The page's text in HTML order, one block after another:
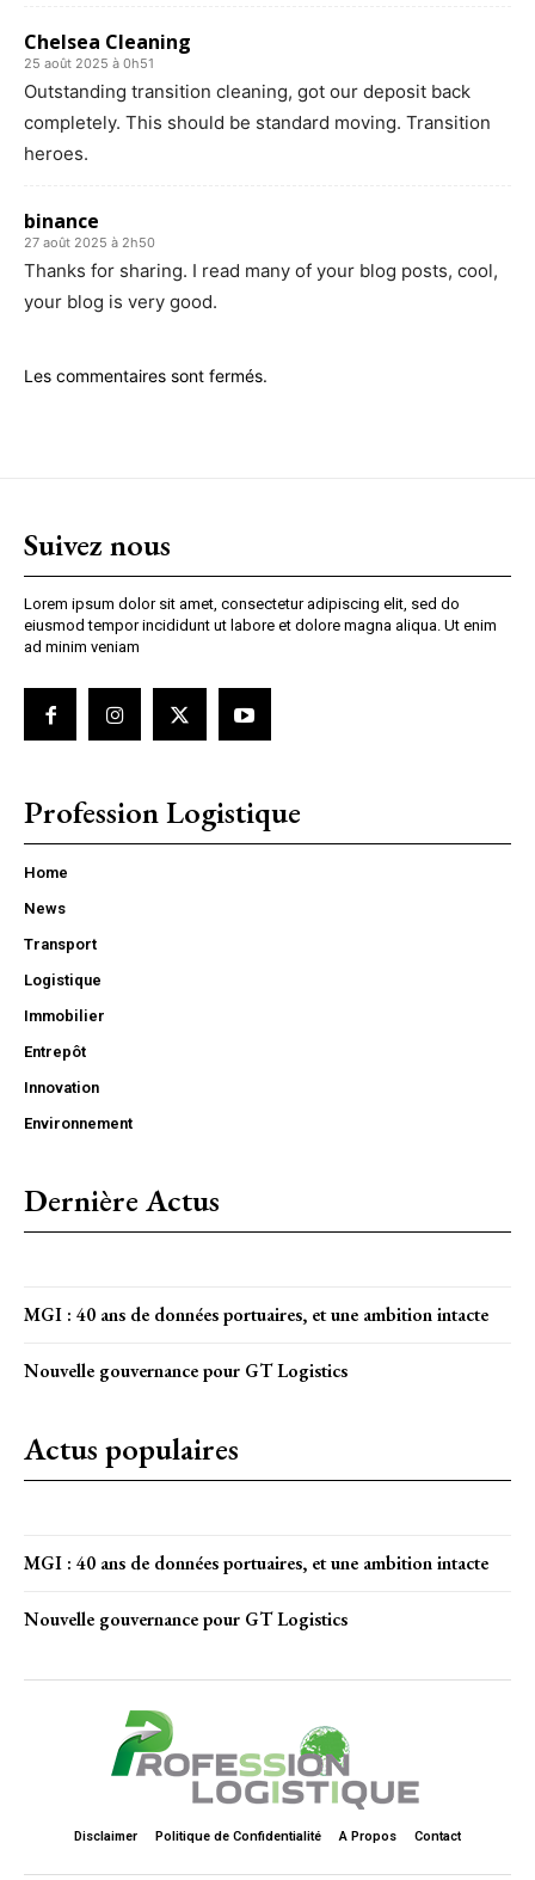
Chelsea Cleaning
25 août 2025 à 0h51
Outstanding transition cleaning, got our deposit back
completely. This should be standard moving. Transition
heroes.
binance
27 août 2025 à 2h50
Thanks for sharing. I read many of your blog posts, cool,
your blog is very good.
Les commentaires sont fermés.
Suivez nous
Lorem ipsum dolor sit amet, consectetur adipiscing elit, sed do
eiusmod tempor incididunt ut labore et dolore magna aliqua. Ut enim
ad minim veniam
Profession Logistique
Home
News
Transport
Logistique
Immobilier
Entrepôt
Innovation
Environnement
Dernière Actus
MGI : 40 ans de données portuaires, et une ambition intacte
Nouvelle gouvernance pour GT Logistics
Actus populaires
MGI : 40 ans de données portuaires, et une ambition intacte
Nouvelle gouvernance pour GT Logistics
Disclaimer Politique de Confidentialité A Propos Contact